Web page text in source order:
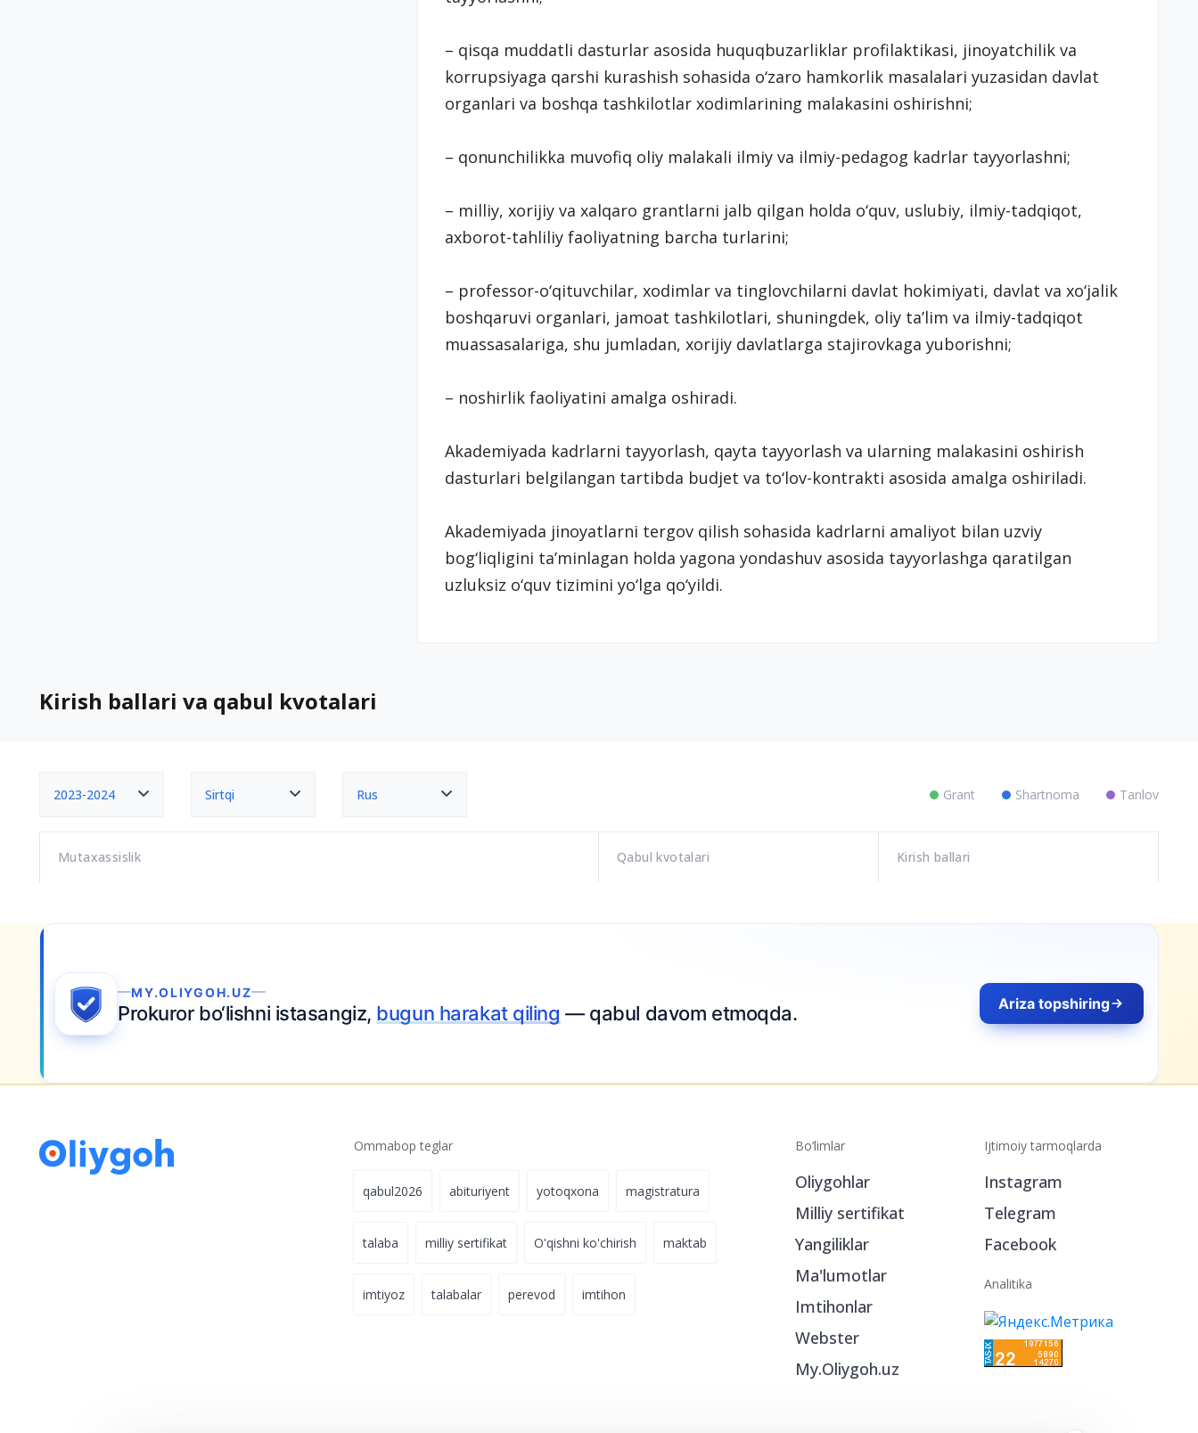
– qisqa muddatli dasturlar asosida huquqbuzarliklar profilaktikasi, jinoyatchilik va
korrupsiyaga qarshi kurashish sohasida o‘zaro hamkorlik masalalari yuzasidan davlat
organlari va boshqa tashkilotlar xodimlarining malakasini oshirishni;
– qonunchilikka muvofiq oliy malakali ilmiy va ilmiy-pedagog kadrlar tayyorlashni;
– milliy, xorijiy va xalqaro grantlarni jalb qilgan holda o‘quv, uslubiy, ilmiy-tadqiqot,
axborot-tahliliy faoliyatning barcha turlarini;
– professor-o‘qituvchilar, xodimlar va tinglovchilarni davlat hokimiyati, davlat va xo‘jalik
boshqaruvi organlari, jamoat tashkilotlari, shuningdek, oliy ta’lim va ilmiy-tadqiqot
muassasalariga, shu jumladan, xorijiy davlatlarga stajirovkaga yuborishni;
– noshirlik faoliyatini amalga oshiradi.
Akademiyada kadrlarni tayyorlash, qayta tayyorlash va ularning malakasini oshirish
dasturlari belgilangan tartibda budjet va to‘lov-kontrakti asosida amalga oshiriladi.
Akademiyada jinoyatlarni tergov qilish sohasida kadrlarni amaliyot bilan uzviy
bog‘liqligini ta’minlagan holda yagona yondashuv asosida tayyorlashga qaratilgan
uzluksiz o‘quv tizimini yo‘lga qo‘yildi.
Kirish ballari va qabul kvotalari
2023-2024 Sirtqi Rus Grant Shartnoma Tanlov
Mutaxassislik Qabul kvotalari Kirish ballari
istasangiz, bugun harakat qiling— qabul davom etmoqda. Ariza topshiring
Ommabop teglar
qabul2026 abituriyent yotoqxona magistratura
talaba milliy sertifikat O'qishni ko'chirish maktab
imtiyoz talabalar perevod imtihon
Bo‘limlar
Oliygohlar
Milliy sertifikat
Yangiliklar
Ma'lumotlar
Imtihonlar
Webster
My.Oliygoh.uz
Ijtimoiy tarmoqlarda
Instagram
Telegram
Facebook
Analitika